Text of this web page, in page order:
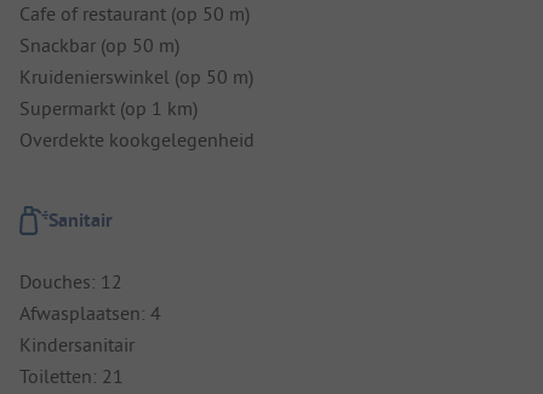
Cafe of restaurant (op 50 m)
Snackbar (op 50 m)
Kruidenierswinkel (op 50 m)
Supermarkt (op 1 km)
Overdekte kookgelegenheid
Sanitair
Douches: 12
Afwasplaatsen: 4
Kindersanitair
Toiletten: 21